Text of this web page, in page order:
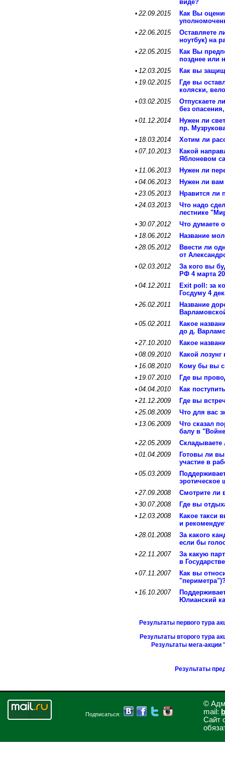
виде?
• 22.09.2015
Как Вы
• 22.06.2015
Оставляете
ноутбук) на
• 22.05.2015
Как Вы
позднее или
• 12.03.2015 Как вы
• 19.02.2015
Где вы
коляски,
• 03.02.2015
Отпускаете
без
• 01.12.2014
Нужен ли
пр.
• 18.03.2014 Хотим ли
• 07.10.2013
Какой
Яблоневом
• 11.06.2013 Нужен ли
• 04.06.2013 Нужен ли вам
• 23.05.2013 Нравится ли
• 24.03.2013
Что надо
лестнике
• 30.07.2012 Что думаете
• 18.06.2012 Название
• 28.05.2012
Ввести ли
от
• 02.03.2012
За кого вы
РФ 4 марта
• 04.12.2011
Exit poll: за
Госдуму 4
• 26.02.2011
Название
• 05.02.2011
Какое
до д.
• 27.10.2010 Какое
• 08.09.2010 Какой
• 16.08.2010 Кому бы вы
• 19.07.2010 Где вы
• 04.04.2010 Как
• 21.12.2009 Где вы
• 25.08.2009 Что для вас
• 13.06.2009
Что сказал
балу в
• 22.05.2009 Складываете
• 01.04.2009
Готовы ли
участие в
• 05.03.2009
эротическое
• 27.09.2008 Смотрите ли
• 30.07.2008 Где вы
• 12.03.2008
Какое такси
и
• 28.01.2008
За какого
если бы
• 22.11.2007
За какую
в
• 07.11.2007
Как вы
• 16.10.2007
Юлианский
Результаты первого тура
Результаты второго тура
Результаты мега-акции
Результаты
Подписаться:
©
mail:
Сайт